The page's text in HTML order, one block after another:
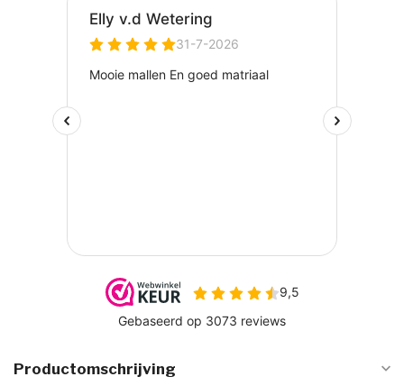
Productomschrijving